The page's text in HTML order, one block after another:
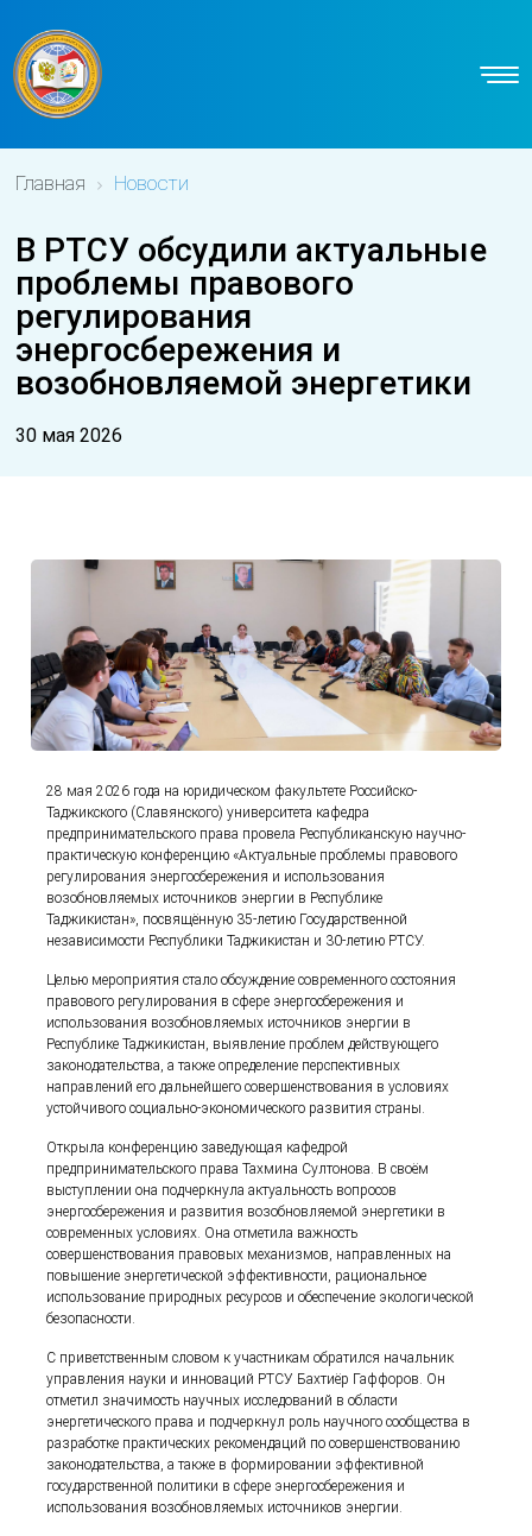
Главная Новости
В РТСУ обсудили актуальные
проблемы правового
регулирования
энергосбережения и
возобновляемой энергетики
30 мая 2026
28 мая 2026 года на юридическом факультете Российско-
Таджикского (Славянского) университета кафедра
предпринимательского права провела Республиканскую научно-
практическую конференцию «Актуальные проблемы правового
регулирования энергосбережения и использования
возобновляемых источников энергии в Республике
Таджикистан», посвящённую 35-летию Государственной
независимости Республики Таджикистан и 30-летию РТСУ.
Целью мероприятия стало обсуждение современного состояния
правового регулирования в сфере энергосбережения и
использования возобновляемых источников энергии в
Республике Таджикистан, выявление проблем действующего
законодательства, а также определение перспективных
направлений его дальнейшего совершенствования в условиях
устойчивого социально-экономического развития страны.
Открыла конференцию заведующая кафедрой
предпринимательского права Тахмина Султонова. В своём
выступлении она подчеркнула актуальность вопросов
энергосбережения и развития возобновляемой энергетики в
современных условиях. Она отметила важность
совершенствования правовых механизмов, направленных на
повышение энергетической эффективности, рациональное
использование природных ресурсов и обеспечение экологической
безопасности.
С приветственным словом к участникам обратился начальник
управления науки и инноваций РТСУ Бахтиёр Гаффоров. Он
отметил значимость научных исследований в области
энергетического права и подчеркнул роль научного сообщества в
разработке практических рекомендаций по совершенствованию
законодательства, а также в формировании эффективной
государственной политики в сфере энергосбережения и
использования возобновляемых источников энергии.